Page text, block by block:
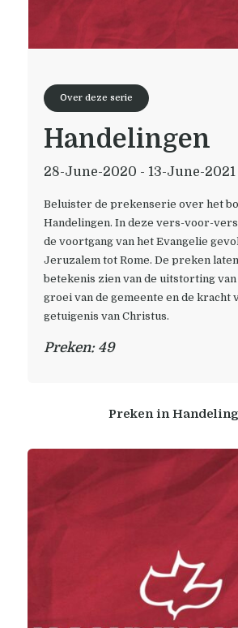
Over deze serie
Handelingen
28-June-2020 - 13-June-2021
Beluister de prekenserie over het
Handelingen. In deze vers-voor-
de voortgang van het Evangelie
Jeruzalem tot Rome. De preken
betekenis zien van de uitstorting van
groei van de gemeente en de kracht
getuigenis van Christus.
Preken: 49
Preken in